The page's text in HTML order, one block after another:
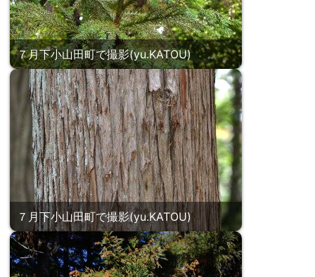
７月下小山田町で撮影(yu.KATOU)
７月下小山田町で撮影(yu.KATOU)